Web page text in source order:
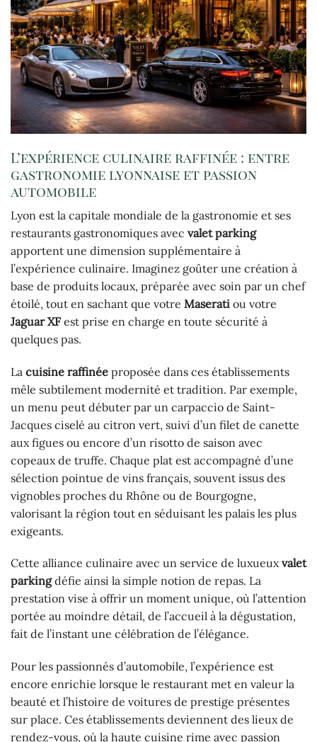
L’expérience culinaire raffinée : entre
gastronomie lyonnaise et passion
automobile
Lyon est la capitale mondiale de la gastronomie et ses
restaurants gastronomiques avec valet parking
apportent une dimension supplémentaire à
l’expérience culinaire. Imaginez goûter une création à
base de produits locaux, préparée avec soin par un chef
étoilé, tout en sachant que votre Maserati ou votre
Jaguar XF est prise en charge en toute sécurité à
quelques pas.
La cuisine raffinée proposée dans ces établissements
mêle subtilement modernité et tradition. Par exemple,
un menu peut débuter par un carpaccio de Saint-
Jacques ciselé au citron vert, suivi d’un filet de canette
aux figues ou encore d’un risotto de saison avec
copeaux de truffe. Chaque plat est accompagné d’une
sélection pointue de vins français, souvent issus des
vignobles proches du Rhône ou de Bourgogne,
valorisant la région tout en séduisant les palais les plus
exigeants.
Cette alliance culinaire avec un service de luxueuxvalet
parkingdéfie ainsi la simple notion de repas. La
prestation vise à offrir un moment unique, où l’attention
portée au moindre détail, de l’accueil à la dégustation,
fait de l’instant une célébration de l’élégance.
Pour les passionnés d’automobile, l’expérience est
encore enrichie lorsque le restaurant met en valeur la
beauté et l’histoire de voitures de prestige présentes
sur place. Ces établissements deviennent des lieux de
rendez-vous, où la haute cuisine rime avec passion